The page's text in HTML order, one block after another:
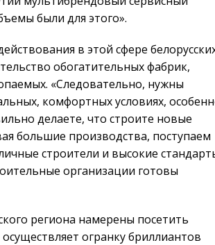
были для этого».
в этой сфере
обогатительных фабрик,
«Следовательно, нужны
комфортных условиях,
делаете, что строите новые
большие производства, поступаем
строители и высокие
организации готовы
региона намерены посетить
огранку бриллиантов